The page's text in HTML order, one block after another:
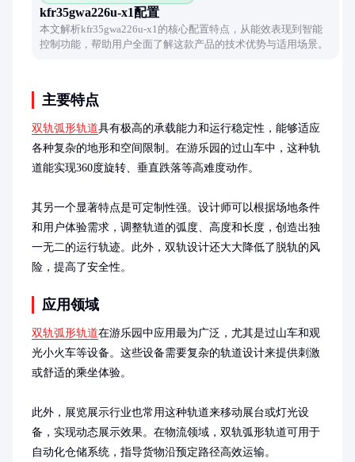
kfr35gwa226u-x1配置
本文解析kfr35gwa226u-x1的核心配置特点，从能效表现到智能
控制功能，帮助用户全面了解这款产品的技术优势与适用场景。
主要特点
双轨弧形轨道具有极高的承载能力和运行稳定性，能够适应
各种复杂的地形和空间限制。在游乐园的过山车中，这种轨
道能实现360度旋转、垂直跌落等高难度动作。
其另一个显著特点是可定制性强。设计师可以根据场地条件
和用户体验需求，调整轨道的弧度、高度和长度，创造出独
一无二的运行轨迹。此外，双轨设计还大大降低了脱轨的风
险，提高了安全性。
应用领域
双轨弧形轨道在游乐园中应用最为广泛，尤其是过山车和观
光小火车等设备。这些设备需要复杂的轨道设计来提供刺激
或舒适的乘坐体验。
此外，展览展示行业也常用这种轨道来移动展台或灯光设
备，实现动态展示效果。在物流领域，双轨弧形轨道可用于
自动化仓储系统，指导货物沿预定路径高效运输。